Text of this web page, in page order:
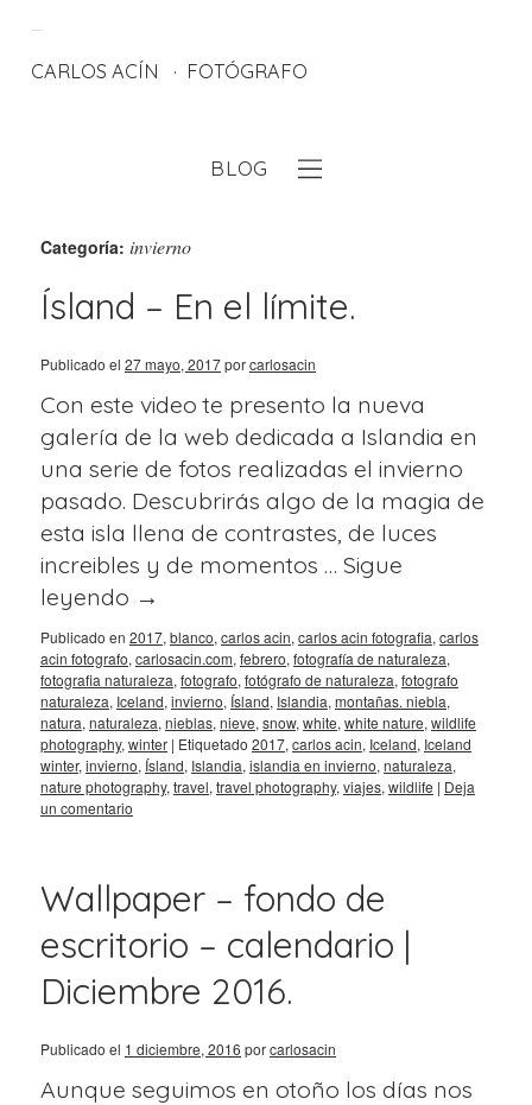
CARLOS ACÍN FOTÓGRAFO
BLOG
Categoría: invierno
Ísland – En el límite.
Publicado el 27 mayo, 2017porcarlosacin
Con este video te presento la nueva
galería de la web dedicada a Islandia en
una serie de fotos realizadas el invierno
pasado. Descubrirás algo de la magia de
esta isla llena de contrastes, de luces
increibles y de momentos … Sigue
leyendo →
Publicado en 2017, blanco, carlos acin, carlos acin fotografia, carlos
acin fotografo, carlosacin.com, febrero, fotografía de naturaleza,
fotografia naturaleza, fotografo, fotógrafo de naturaleza, fotografo
naturaleza, Iceland, invierno, Ísland, Islandia, montañas. niebla,
natura, naturaleza, nieblas, nieve, snow, white, white nature, wildlife
photography, winter | Etiquetado 2017, carlos acin, Iceland, Iceland
winter, invierno, Ísland, Islandia, islandia en invierno, naturaleza,
nature photography, travel, travel photography, viajes, wildlife | Deja
un comentario
Wallpaper – fondo de
escritorio – calendario |
Diciembre 2016.
Publicado el 1 diciembre, 2016 porcarlosacin
Aunque seguimos en otoño los días nos